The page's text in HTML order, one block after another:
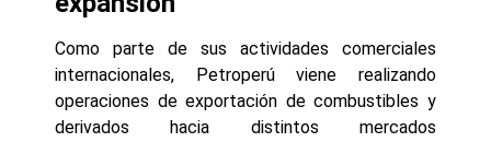
Como parte de sus actividades comerciales
internacionales, Petroperú viene realizando
operaciones de exportación de combustibles y
derivados hacia distintos mercados